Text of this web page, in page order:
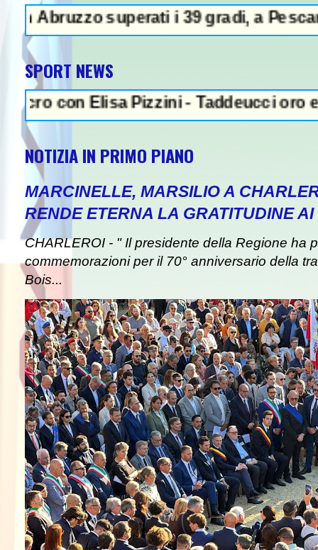
i 39 gradi, a Pescara nove
SPORT NEWS
- Taddeucci oro e Paltrinieri
NOTIZIA IN PRIMO PIANO
MARCINELLE, MARSILIO A
RENDE ETERNA LA GRATITUDINE
CHARLEROI - " Il presidente della Regione ha
commemorazioni per il 70° anniversario della
Bois...